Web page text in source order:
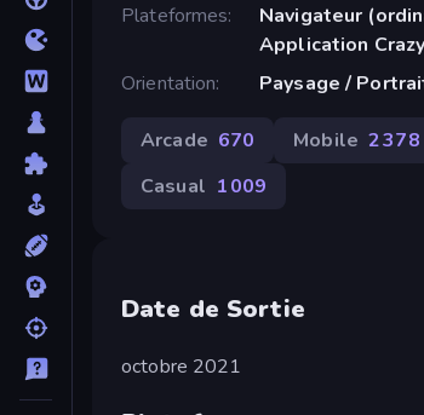
Plateformes
Navigateur
Application
Orientation
Paysage /
Arcade 670 Mobile 2 378
Casual 1 009
Date de Sortie
octobre 2021